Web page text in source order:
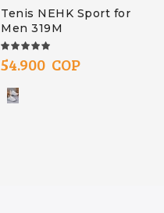
Tenis NEHK Sport for
Men 319M
100%
54.900 COP